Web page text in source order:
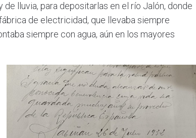
lluvia, para depositarlas en el río Jalón, donde
de electricidad, que llevaba siempre
siempre con agua, aún en los mayores